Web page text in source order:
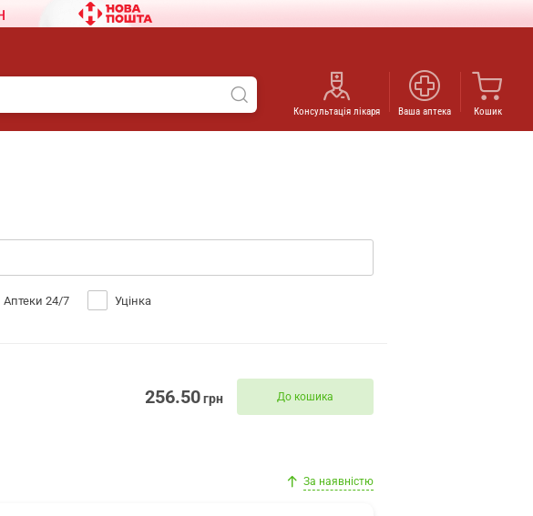
Консультація лікаря Ваша аптека Кошик
Аптеки 24/7 Уцінка
256.50грн До кошика
За наявністю